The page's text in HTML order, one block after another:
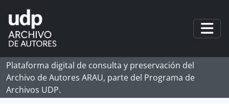
Skip to main content
Plataforma digital de consulta y preservación del
Archivo de Autores ARAU, parte del Programa de
Archivos UDP.